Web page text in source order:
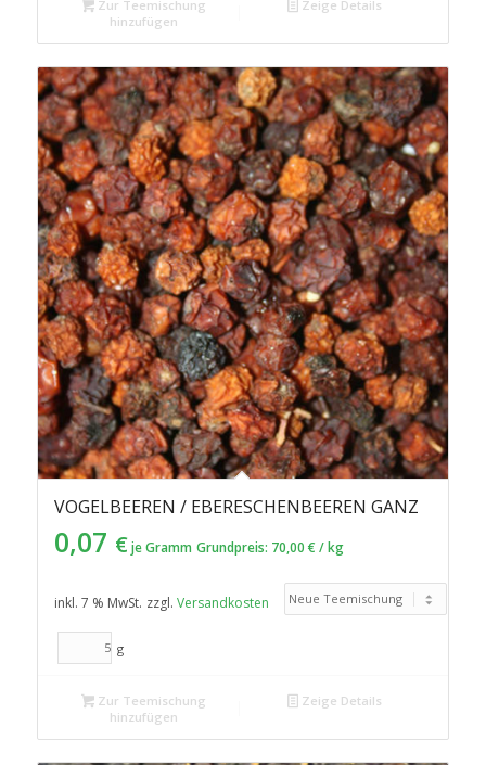
Zur Teemischung
hinzufügen
Zeige Details
VOGELBEEREN / EBERESCHENBEEREN GANZ
0,07 € je Gramm Grundpreis: 70,00 € /kg
inkl. 7 % MwSt. zzgl. Versandkosten
g
Zur Teemischung
hinzufügen
Zeige Details